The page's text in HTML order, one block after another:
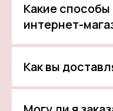
Какие
интернет-
Как вы